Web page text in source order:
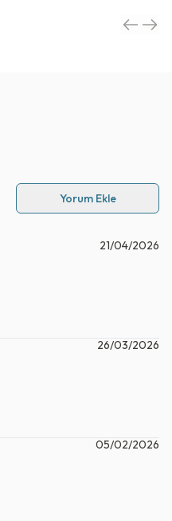
Yorum Ekle
21/04/2026
26/03/2026
05/02/2026